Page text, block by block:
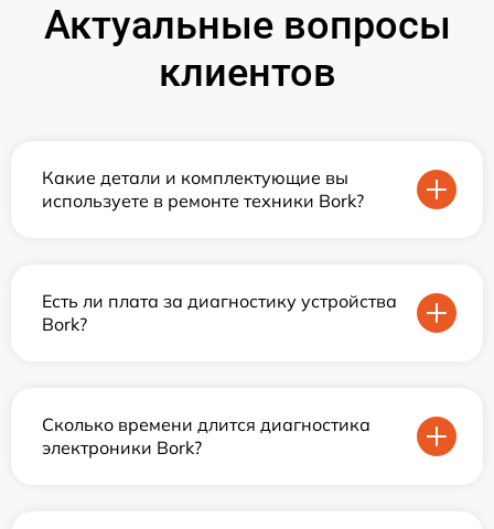
Актуальные вопросы
клиентов
Какие детали и комплектующие вы
используете в ремонте техники Bork?
Есть ли плата за диагностику устройства
Bork?
Сколько времени длится диагностика
электроники Bork?